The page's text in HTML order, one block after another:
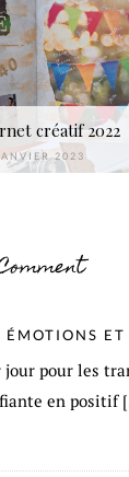
créatif 2022
2023
pour les
en positif